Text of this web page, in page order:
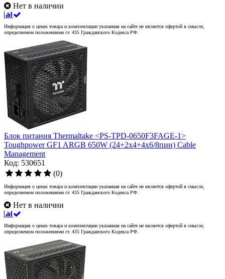
Нет в наличии
Информация о ценах товара и комплектации указанная на сайте не является офертой в смысле,
определяемом положениями ст. 435 Гражданского Кодекса РФ.
Блок питания Thermaltake <PS-TPD-0650F3FAGE-1>
Toughpower GF1 ARGB 650W (24+2x4+4x6/8пин) Cable
Management
Код: 530651
(0)
Информация о ценах товара и комплектации указанная на сайте не является офертой в смысле,
определяемом положениями ст. 435 Гражданского Кодекса РФ.
Нет в наличии
Информация о ценах товара и комплектации указанная на сайте не является офертой в смысле,
определяемом положениями ст. 435 Гражданского Кодекса РФ.